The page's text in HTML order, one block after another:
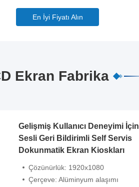
En İyi Fiyatı Alın
Ekran Fabrika
Gelişmiş Kullanıcı Deneyimi İçin
Sesli Geri Bildirimli Self Servis
Dokunmatik Ekran Kioskları
Çözünürlük: 1920x1080
Çerçeve: Alüminyum alaşımı